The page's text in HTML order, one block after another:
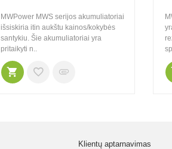
MWPower MWS serijos akumuliatoriai
išsiskiria itin aukštu kainos/kokybės
santykiu. Šie akumuliatoriai yra
pritaikyti n..
Klientų aptarnavimas